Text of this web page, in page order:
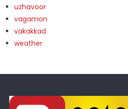
uzhavoor
vagamon
vakakkad
weather